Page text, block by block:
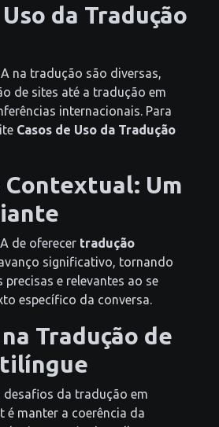
da Tradução
na tradução são diversas,
de sites até a tradução em
internacionais. Para
Casos de Uso da Tradução
Contextual: Um
de oferecer tradução
significativo, tornando
e relevantes ao se
específico da conversa.
Tradução de
desafios da tradução em
é manter a coerência da